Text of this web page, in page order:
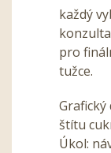
každý
pro
tužce.
Grafický
štítu
Úkol: